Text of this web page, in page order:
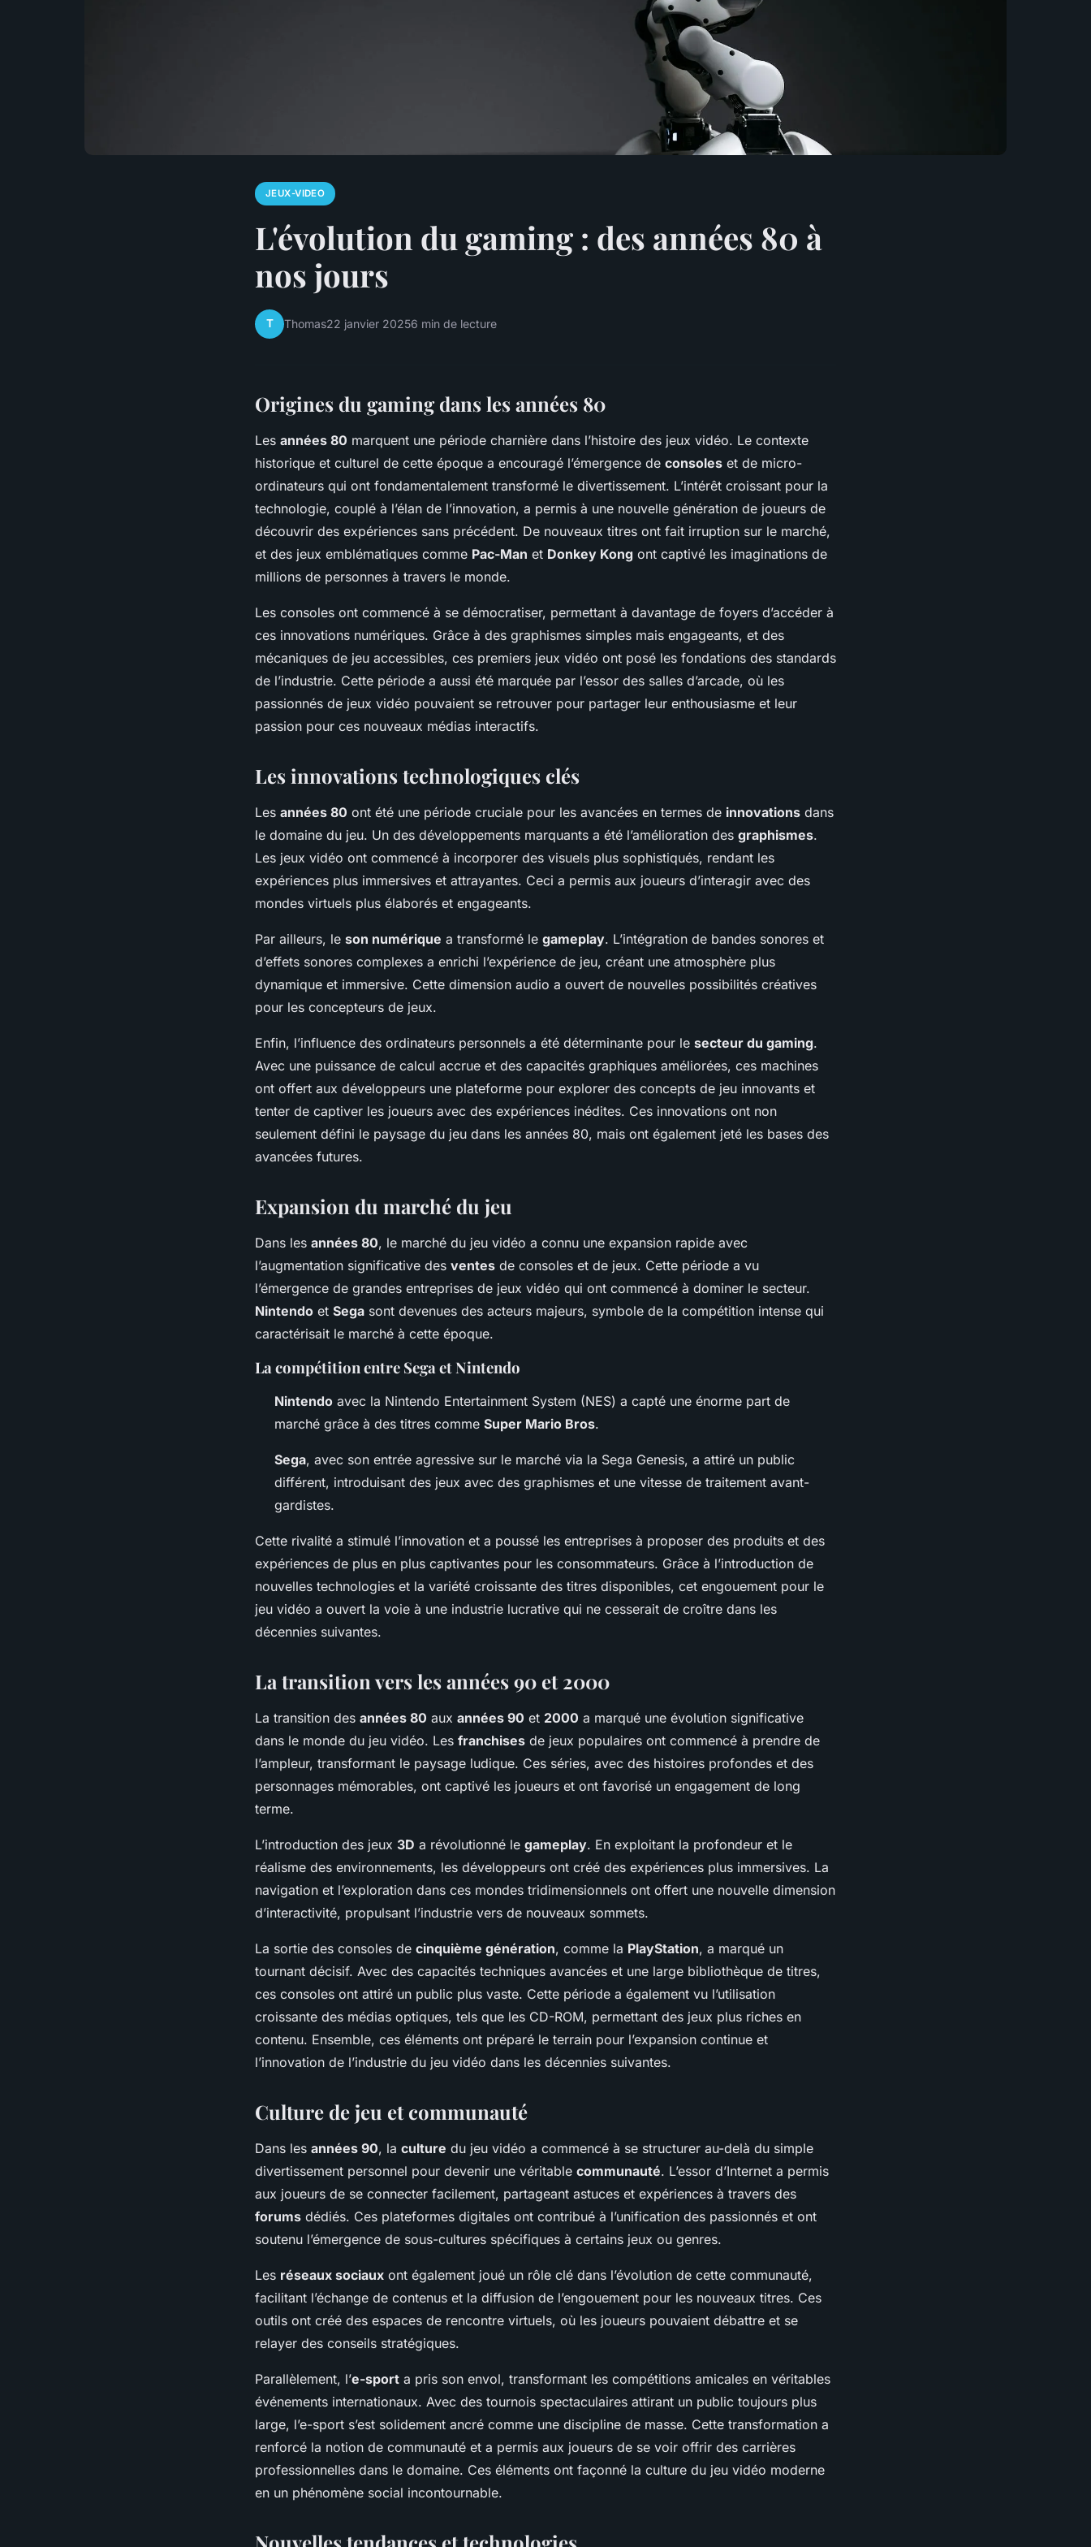
JEUX-VIDEO
L'évolution du gaming : des années 80 à
nos jours
T Thomas22 janvier 20256 min de lecture
Origines du gaming dans les années 80
Les années 80 marquent une période charnière dans l’histoire des jeux vidéo. Le contexte
historique et culturel de cette époque a encouragé l’émergence de consoles et de micro-
ordinateurs qui ont fondamentalement transformé le divertissement. L’intérêt croissant pour la
technologie, couplé à l’élan de l’innovation, a permis à une nouvelle génération de joueurs de
découvrir des expériences sans précédent. De nouveaux titres ont fait irruption sur le marché,
et des jeux emblématiques comme Pac-Man et Donkey Kong ont captivé les imaginations de
millions de personnes à travers le monde.
Les consoles ont commencé à se démocratiser, permettant à davantage de foyers d’accéder à
ces innovations numériques. Grâce à des graphismes simples mais engageants, et des
mécaniques de jeu accessibles, ces premiers jeux vidéo ont posé les fondations des standards
de l’industrie. Cette période a aussi été marquée par l’essor des salles d’arcade, où les
passionnés de jeux vidéo pouvaient se retrouver pour partager leur enthousiasme et leur
passion pour ces nouveaux médias interactifs.
Les innovations technologiques clés
Les années 80 ont été une période cruciale pour les avancées en termes de innovations dans
le domaine du jeu. Un des développements marquants a été l’amélioration des graphismes.
Les jeux vidéo ont commencé à incorporer des visuels plus sophistiqués, rendant les
expériences plus immersives et attrayantes. Ceci a permis aux joueurs d’interagir avec des
mondes virtuels plus élaborés et engageants.
Par ailleurs, le son numérique a transformé le gameplay. L’intégration de bandes sonores et
d’effets sonores complexes a enrichi l’expérience de jeu, créant une atmosphère plus
dynamique et immersive. Cette dimension audio a ouvert de nouvelles possibilités créatives
pour les concepteurs de jeux.
Enfin, l’influence des ordinateurs personnels a été déterminante pour le secteur du gaming.
Avec une puissance de calcul accrue et des capacités graphiques améliorées, ces machines
ont offert aux développeurs une plateforme pour explorer des concepts de jeu innovants et
tenter de captiver les joueurs avec des expériences inédites. Ces innovations ont non
seulement défini le paysage du jeu dans les années 80, mais ont également jeté les bases des
avancées futures.
Expansion du marché du jeu
Dans les années 80, le marché du jeu vidéo a connu une expansion rapide avec
l’augmentation significative des ventes de consoles et de jeux. Cette période a vu
l’émergence de grandes entreprises de jeux vidéo qui ont commencé à dominer le secteur.
Nintendo et Sega sont devenues des acteurs majeurs, symbole de la compétition intense qui
caractérisait le marché à cette époque.
La compétition entre Sega et Nintendo
Nintendo avec la Nintendo Entertainment System (NES) a capté une énorme part de
marché grâce à des titres comme Super Mario Bros.
Sega, avec son entrée agressive sur le marché via la Sega Genesis, a attiré un public
différent, introduisant des jeux avec des graphismes et une vitesse de traitement avant-
gardistes.
Cette rivalité a stimulé l’innovation et a poussé les entreprises à proposer des produits et des
expériences de plus en plus captivantes pour les consommateurs. Grâce à l’introduction de
nouvelles technologies et la variété croissante des titres disponibles, cet engouement pour le
jeu vidéo a ouvert la voie à une industrie lucrative qui ne cesserait de croître dans les
décennies suivantes.
La transition vers les années 90 et 2000
La transition des années 80 aux années 90 et 2000 a marqué une évolution significative
dans le monde du jeu vidéo. Les franchises de jeux populaires ont commencé à prendre de
l’ampleur, transformant le paysage ludique. Ces séries, avec des histoires profondes et des
personnages mémorables, ont captivé les joueurs et ont favorisé un engagement de long
terme.
L’introduction des jeux 3D a révolutionné le gameplay. En exploitant la profondeur et le
réalisme des environnements, les développeurs ont créé des expériences plus immersives. La
navigation et l’exploration dans ces mondes tridimensionnels ont offert une nouvelle dimension
d’interactivité, propulsant l’industrie vers de nouveaux sommets.
La sortie des consoles de cinquième génération, comme la PlayStation, a marqué un
tournant décisif. Avec des capacités techniques avancées et une large bibliothèque de titres,
ces consoles ont attiré un public plus vaste. Cette période a également vu l’utilisation
croissante des médias optiques, tels que les CD-ROM, permettant des jeux plus riches en
contenu. Ensemble, ces éléments ont préparé le terrain pour l’expansion continue et
l’innovation de l’industrie du jeu vidéo dans les décennies suivantes.
Culture de jeu et communauté
Dans les années 90, la culture du jeu vidéo a commencé à se structurer au-delà du simple
divertissement personnel pour devenir une véritable communauté. L’essor d’Internet a permis
aux joueurs de se connecter facilement, partageant astuces et expériences à travers des
forums dédiés. Ces plateformes digitales ont contribué à l’unification des passionnés et ont
soutenu l’émergence de sous-cultures spécifiques à certains jeux ou genres.
Les réseaux sociaux ont également joué un rôle clé dans l’évolution de cette communauté,
facilitant l’échange de contenus et la diffusion de l’engouement pour les nouveaux titres. Ces
outils ont créé des espaces de rencontre virtuels, où les joueurs pouvaient débattre et se
relayer des conseils stratégiques.
Parallèlement, l’e-sport a pris son envol, transformant les compétitions amicales en véritables
événements internationaux. Avec des tournois spectaculaires attirant un public toujours plus
large, l’e-sport s’est solidement ancré comme une discipline de masse. Cette transformation a
renforcé la notion de communauté et a permis aux joueurs de se voir offrir des carrières
professionnelles dans le domaine. Ces éléments ont façonné la culture du jeu vidéo moderne
en un phénomène social incontournable.